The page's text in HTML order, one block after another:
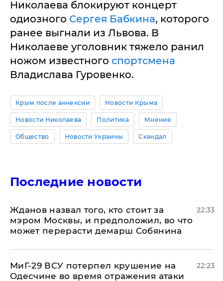
Николаева блокируют концерт
одиозного Сергея Бабкина, которого
ранее выгнали из Львова. В
Николаеве уголовник тяжело ранил
ножом известного спортсмена
Владислава Гуровенко.
Крым после аннексии Новости Крыма
Новости Николаева Политика Мнение
Общество Новости Украины Скандал
Последние новости
Жданов назвал того, кто стоит за
мэром Москвы, и предположил, во что
может перерасти демарш Собянина
22:33
МиГ-29 ВСУ потерпел крушение на
Одесчине во время отражения атаки
22:23